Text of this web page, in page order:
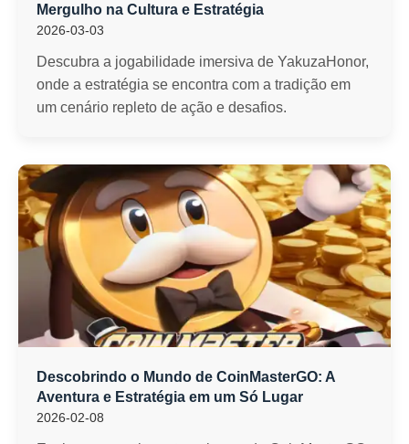
Mergulho na Cultura e Estratégia
2026-03-03
Descubra a jogabilidade imersiva de YakuzaHonor,
onde a estratégia se encontra com a tradição em
um cenário repleto de ação e desafios.
Descobrindo o Mundo de CoinMasterGO: A
Aventura e Estratégia em um Só Lugar
2026-02-08